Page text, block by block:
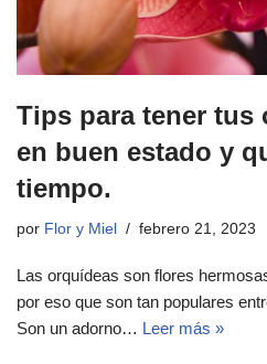
Tips para tener tus
en buen estado y
tiempo.
por Flor y Miel febrero 21, 2023
Las orquídeas son flores
por eso que son tan populares
Son un adorno… Leer más »